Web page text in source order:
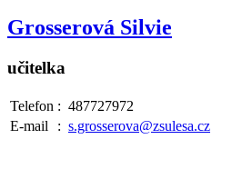
Grosserová Silvie
učitelka
Telefon : 487727972
E-mail
: s.grosserova@zsulesa.cz